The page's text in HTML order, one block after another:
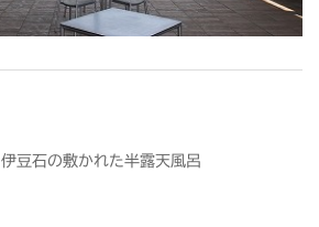
伊豆石の敷かれた半露天風呂